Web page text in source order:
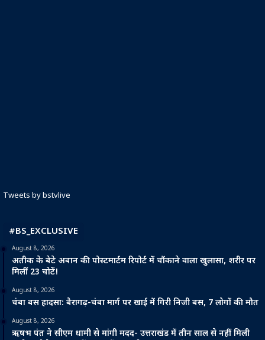
Tweets by bstvlive
#BS_EXCLUSIVE
August 8, 2026
अतीक के बेटे अबान की पोस्टमार्टम रिपोर्ट में चौंकाने वाला खुलासा, शरीर पर
मिलीं 23 चोटें!
August 8, 2026
चंबा बस हादसा: बैरागढ़-चंबा मार्ग पर खाई में गिरी निजी बस, 7 लोगों की मौत
August 8, 2026
ऋषभ पंत ने सीएम धामी से मांगी मदद- उत्तराखंड में तीन साल से नहीं मिली